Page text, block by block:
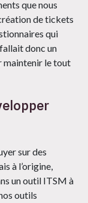
que nous
de tickets
qui
donc un
maintenir le tout
sur des
à l’origine,
un outil ITSM à
outils